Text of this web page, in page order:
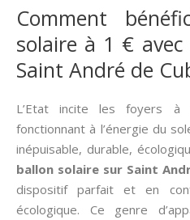
Comment
solaire à 1 € avec
Saint André de
L’Etat incite les foyers à
fonctionnant à l’énergie du
inépuisable, durable,
ballon solaire sur Saint
dispositif parfait et en
écologique. Ce genre